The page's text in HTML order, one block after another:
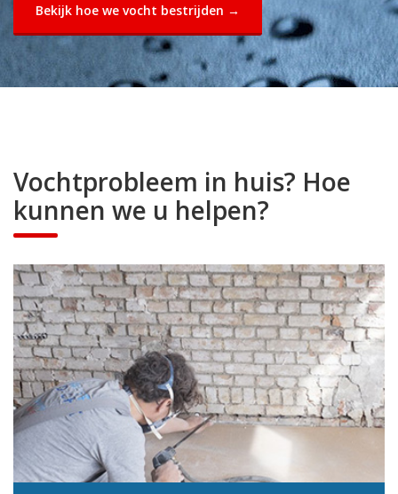
Bekijk hoe we vocht bestrijden →
Vochtprobleem in huis? Hoe
kunnen we u helpen?